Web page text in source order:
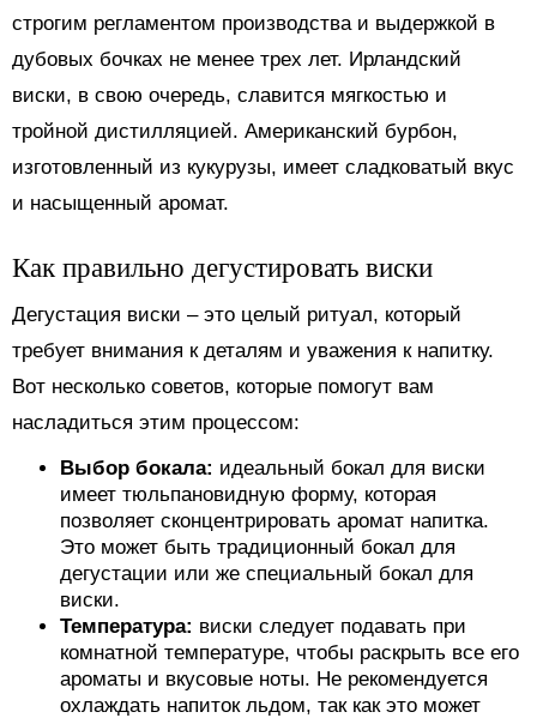
строгим регламентом производства и выдержкой в
дубовых бочках не менее трех лет. Ирландский
виски, в свою очередь, славится мягкостью и
тройной дистилляцией. Американский бурбон,
изготовленный из кукурузы, имеет сладковатый вкус
и насыщенный аромат.
Как правильно дегустировать виски
Дегустация виски – это целый ритуал, который
требует внимания к деталям и уважения к напитку.
Вот несколько советов, которые помогут вам
насладиться этим процессом:
Выбор бокала: идеальный бокал для виски
имеет тюльпановидную форму, которая
позволяет сконцентрировать аромат напитка.
Это может быть традиционный бокал для
дегустации или же специальный бокал для
виски.
Температура: виски следует подавать при
комнатной температуре, чтобы раскрыть все его
ароматы и вкусовые ноты. Не рекомендуется
охлаждать напиток льдом, так как это может